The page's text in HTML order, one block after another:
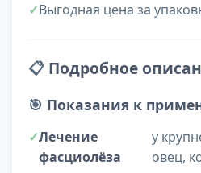
Выгодная цена за
📋 Подробное
🎯 Показания к
Лечение
фасциолёза
у
овец,